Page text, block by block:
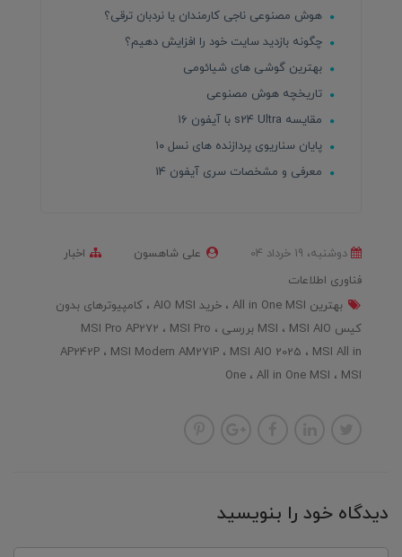
هوش مصنوعی ناجی کارمندان یا نردبان ترقی؟
چگونه بازدید سایت خود را افزایش دهیم؟
بهترین گوشی های شیائومی
تاریخچه هوش مصنوعی
مقایسه s24 Ultra با آیفون ۱۶
پایان سناریوی پردازنده های نسل ۱۰
معرفی و مشخصات سری آیفون 14
دوشنبه، 19 خرداد 04 علی شاهسون
اخبار
فناوری اطلاعات
بهترین All in One MSI
خرید AIO MSI
کامپیوترهای بدون
کیس MSI MSI AIO بررسی MSI Pro AP272
MSI Pro
AP242P
MSI Modern AM271P MSI AIO 2025
MSI All in
One
All in One MSI MSI
دیدگاه خود را بنویسید